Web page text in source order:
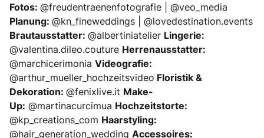
Fotos: @freudentraenenfotografie | @veo_media
Planung: @kn_fineweddings | @lovedestination.events
Brautausstatter: @albertiniatelier Lingerie:
@valentina.dileo.couture Herrenausstatter:
@marchicerimonia Videografie:
@arthur_mueller_hochzeitsvideo Floristik &
Dekoration: @fenixlive.it Make-
Up: @martinacurcimua Hochzeitstorte:
@kp_creations_com Haarstyling:
@hair_generation_wedding Accessoires: